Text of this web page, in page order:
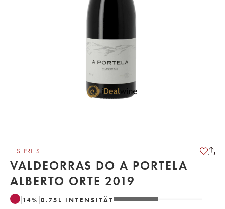
FESTPREISE
VALDEORRAS DO A PORTELA
ALBERTO ORTE 2019
14% 0.75 L INTENSITÄT